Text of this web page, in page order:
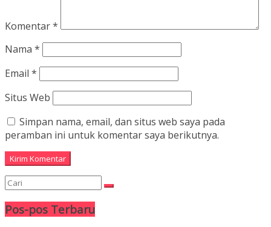
Komentar*
Nama *
Email *
Situs Web
Simpan nama, email, dan situs web saya pada
peramban ini untuk komentar saya berikutnya.
Pos-pos Terbaru